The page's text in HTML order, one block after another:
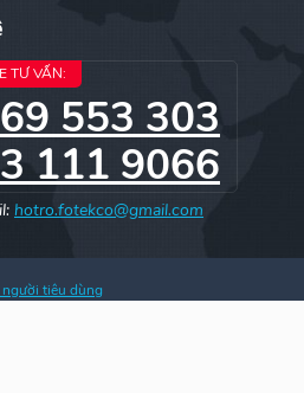
TƯ VẤN:
553 303
111 9066
hotro.fotekco@gmail.com
tiêu dùng